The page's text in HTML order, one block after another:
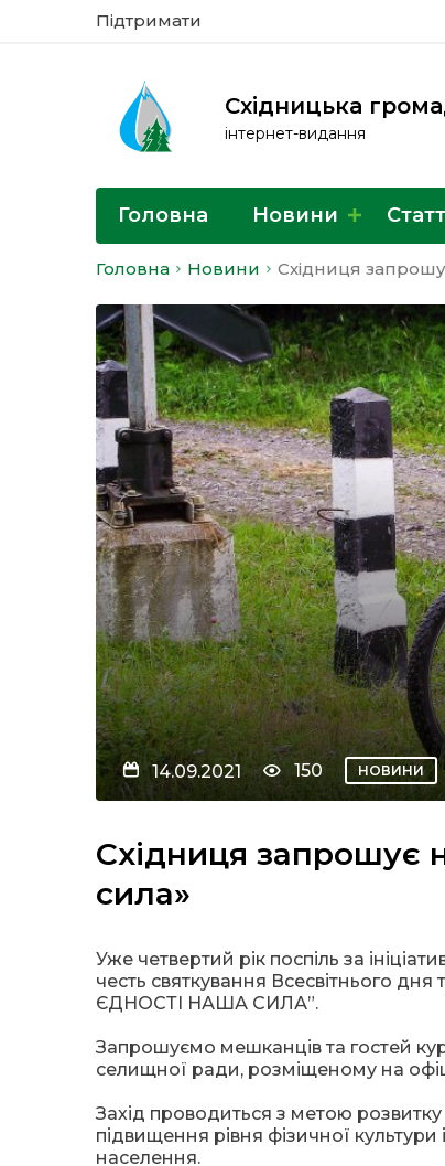
Підтримати
Східницька
інтернет-видання
Головна Новини
Головна Новини Східниця
14.09.2021 150 НОВИНИ
Східниця запрошує
сила»
Уже четвертий рік поспіль за
честь святкування Всесвітнього
ЄДНОСТІ НАША СИЛА”.
Запрошуємо мешканців та гостей
селищної ради, розміщеному на
Захід проводиться з метою
підвищення рівня фізичної
населення.